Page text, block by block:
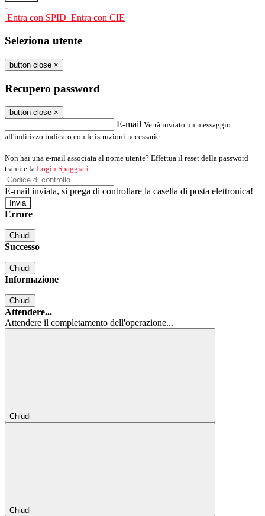
-
Entra con SPID Entra con CIE
Seleziona utente
button close ×
Recupero password
button close ×
E-mail Verrà inviato un messaggio
all'indirizzo indicato con le istruzioni necessarie.
Non hai una e-mail associata al nome utente? Effettua il reset della password
tramite la Login Spaggiari
E-mail inviata, si prega di controllare la casella di posta elettronica!
Errore
Chiudi
Successo
Chiudi
Informazione
Chiudi
Attendere...
Attendere il completamento dell'operazione...
Chiudi
Chiudi